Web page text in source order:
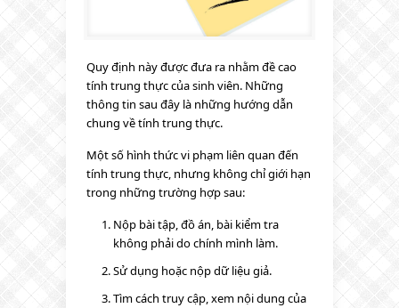
Quy định này được đưa ra nhằm đề cao
tính trung thực của sinh viên. Những
thông tin sau đây là những hướng dẫn
chung về tính trung thực.
Một số hình thức vi phạm liên quan đến
tính trung thực, nhưng không chỉ giới hạn
trong những trường hợp sau:
Nộp bài tập, đồ án, bài kiểm tra
không phải do chính mình làm.
Sử dụng hoặc nộp dữ liệu giả.
Tìm cách truy cập, xem nội dung của